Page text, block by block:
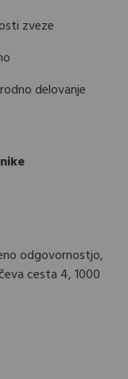
zveze
delovanje
odgovornostjo,
cesta 4, 1000